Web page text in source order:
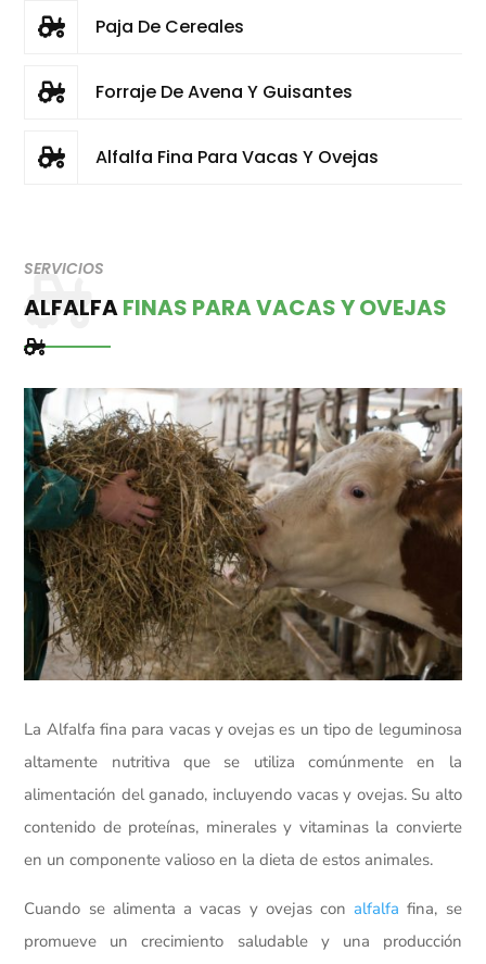
 Paja De Cereales
 Forraje De Avena Y Guisantes
 Alfalfa Fina Para Vacas Y Ovejas
SERVICIOS
ALFALFAFINAS PARA VACAS Y OVEJAS
La Alfalfa fina para vacas y ovejas es un tipo de leguminosa
altamente nutritiva que se utiliza comúnmente en la
alimentación del ganado, incluyendo vacas y ovejas. Su alto
contenido de proteínas, minerales y vitaminas la convierte
en un componente valioso en la dieta de estos animales.
Cuando se alimenta a vacas y ovejas conalfalfa fina, se
promueve un crecimiento saludable y una producción